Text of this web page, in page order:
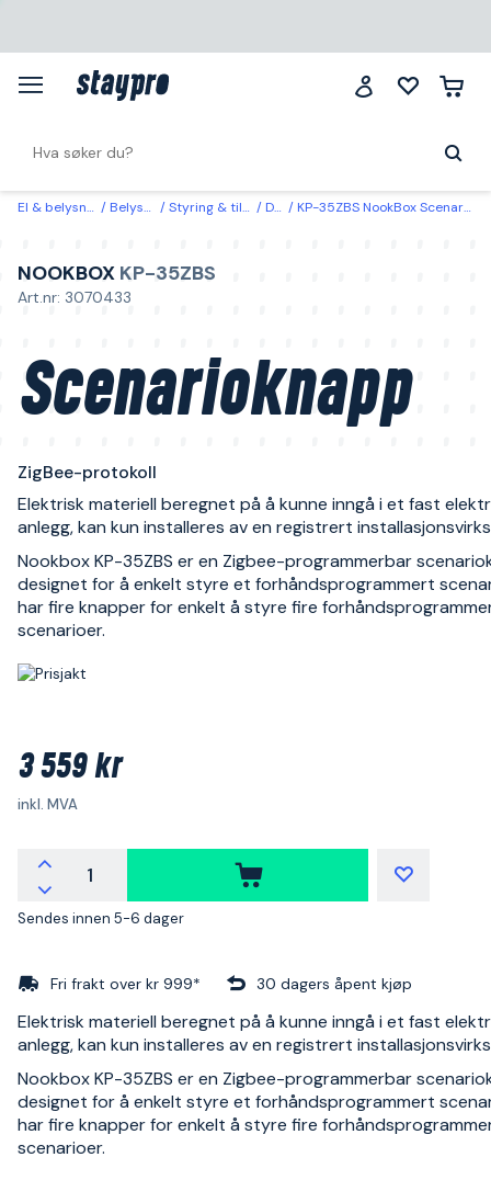
El & belysning Belysning Styring & tilkobling Driver KP-35ZBS NookBox Scenarioknapp ZigBee-protokoll
NOOKBOX KP-35ZBS
Art.nr: 3070433
Scenarioknapp
ZigBee-protokoll
Elektrisk materiell beregnet på å kunne inngå i et fast
anlegg, kan kun installeres av en registrert
Nookbox KP-35ZBS er en Zigbee-programmerbar
designet for å enkelt styre et forhåndsprogrammert
har fire knapper for enkelt å styre fire
scenarioer.
3 559 kr
inkl. MVA
Sendes innen 5-6 dager
Fri frakt over kr 999* 30 dagers åpent kjøp
Elektrisk materiell beregnet på å kunne inngå i et fast
anlegg, kan kun installeres av en registrert
Nookbox KP-35ZBS er en Zigbee-programmerbar
designet for å enkelt styre et forhåndsprogrammert
har fire knapper for enkelt å styre fire
scenarioer.